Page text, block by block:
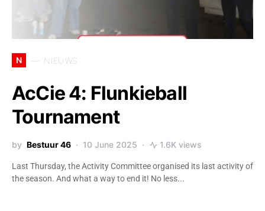
N NIEUWS
AcCie 4: Flunkieball
Tournament
by Bestuur 46 10 June 2025 1.6K views
Last Thursday, the Activity Committee organised its last activity of
the season. And what a way to end it! No less...